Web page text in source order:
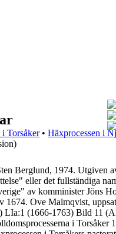
i Torsåker • Häxprocessen i
Berglund, 1974. Utgiven
" eller det fullständiga
" av komminister Jöns
1674. Ove Malmqvist,
LIa:1 (1666-1763) Bild 11
i Torsåker